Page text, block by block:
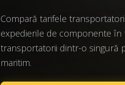
Compară tarifele
expedierile de componente în
transportatorii dintr-o singură
maritim.